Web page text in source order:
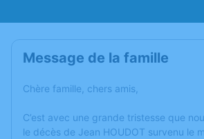
Message de la famille
Chère famille, chers amis,
C’est avec une grande tristesse que
le décès de Jean HOUDOT survenu le